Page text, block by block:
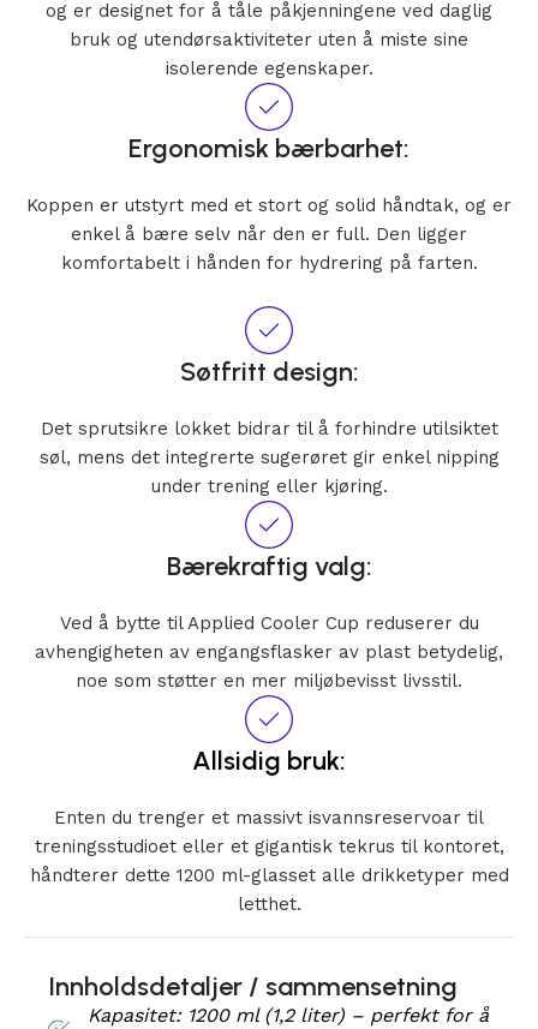
og er designet for å tåle påkjenningene ved daglig
bruk og utendørsaktiviteter uten å miste sine
isolerende egenskaper.
Ergonomisk bærbarhet:
Koppen er utstyrt med et stort og solid håndtak, og er
enkel å bære selv når den er full. Den ligger
komfortabelt i hånden for hydrering på farten.
Søtfritt design:
Det sprutsikre lokket bidrar til å forhindre utilsiktet
søl, mens det integrerte sugerøret gir enkel nipping
under trening eller kjøring.
Bærekraftig valg:
Ved å bytte til Applied Cooler Cup reduserer du
avhengigheten av engangsflasker av plast betydelig,
noe som støtter en mer miljøbevisst livsstil.
Allsidig bruk:
Enten du trenger et massivt isvannsreservoar til
treningsstudioet eller et gigantisk tekrus til kontoret,
håndterer dette 1200 ml-glasset alle drikketyper med
letthet.
Innholdsdetaljer / sammensetning
Kapasitet: 1200 ml (1,2 liter) – perfekt for å